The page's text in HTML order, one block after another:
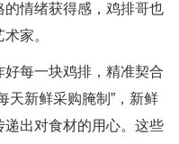
情绪获得感，鸡排哥也
家。
每一块鸡排，精准契合
天新鲜采购腌制”，新鲜
出对食材的用心。这些